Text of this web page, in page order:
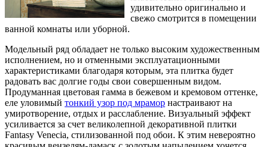
удивительно оригинально и
свежо смотрится в помещении
ванной комнаты или уборной.
Модельный ряд обладает не только высоким художественным
исполнением, но и отменными эксплуатационными
характеристиками благодаря которым, эта плитка будет
радовать вас долгие годы свои совершенным видом.
Продуманная цветовая гамма в бежевом и кремовом оттенке,
еле уловимый тонкий узор под мрамор настраивают на
умиротворение, отдых и расслабление. Визуальный эффект
усиливается за счет великолепной декоративной плитки
Fantasy Venecia, стилизованной под обои. К этим невероятно